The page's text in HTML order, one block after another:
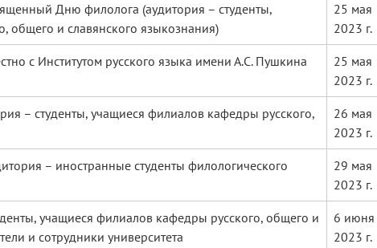
Дню филолога (аудитория – студенты,
общего и славянского языкознания)
25 мая
2023 г.
с Институтом русского языка имени А.С. Пушкина
25 мая
2023 г.
– студенты, учащиеся филиалов кафедры русского,
26 мая
2023 г.
– иностранные студенты филологического
29 мая
2023 г.
учащиеся филиалов кафедры русского, общего и
и сотрудники университета
6 июня
2023 г.